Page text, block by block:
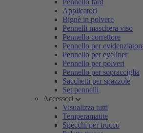
Pennello fard
Applicatori
Bignè in polvere
Pennelli maschera viso
Pennello correttore
Pennello per
Pennello per eyeliner
Pennello per polveri
Pennello per sopracciglia
Sacchetti per spazzole
Set pennelli
Accessori
Visualizza tutti
Temperamatite
Specchi per trucco